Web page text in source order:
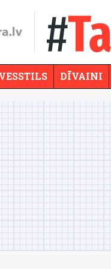
DĪVAINI